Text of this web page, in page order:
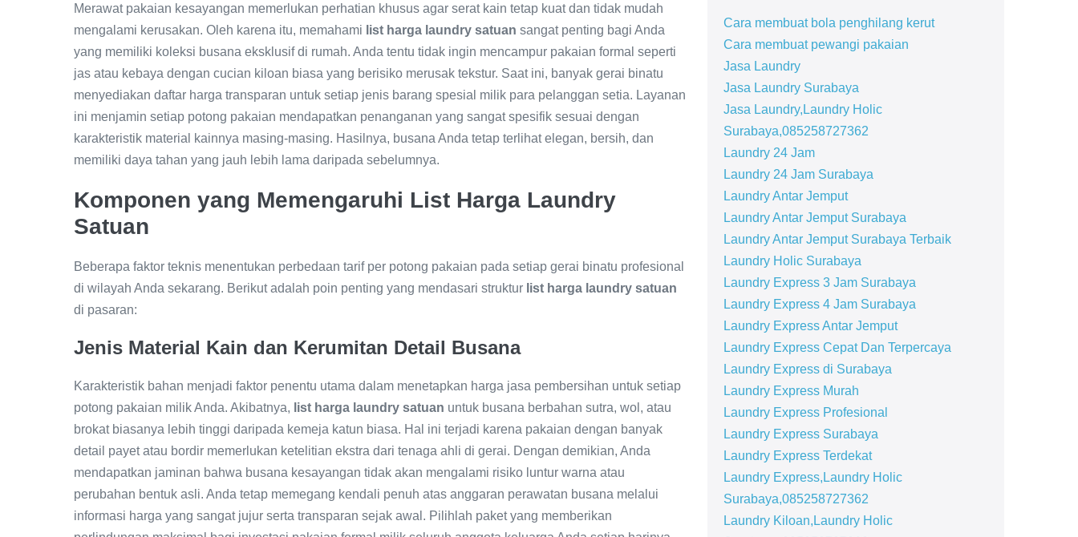
Merawat pakaian kesayangan memerlukan perhatian khusus agar serat kain tetap kuat dan tidak mudah
mengalami kerusakan. Oleh karena itu, memahami list harga laundry satuan sangat penting bagi Anda
yang memiliki koleksi busana eksklusif di rumah. Anda tentu tidak ingin mencampur pakaian formal seperti
jas atau kebaya dengan cucian kiloan biasa yang berisiko merusak tekstur. Saat ini, banyak gerai binatu
menyediakan daftar harga transparan untuk setiap jenis barang spesial milik para pelanggan setia. Layanan
ini menjamin setiap potong pakaian mendapatkan penanganan yang sangat spesifik sesuai dengan
karakteristik material kainnya masing-masing. Hasilnya, busana Anda tetap terlihat elegan, bersih, dan
memiliki daya tahan yang jauh lebih lama daripada sebelumnya.
Komponen yang Memengaruhi List Harga Laundry
Satuan
Beberapa faktor teknis menentukan perbedaan tarif per potong pakaian pada setiap gerai binatu profesional
di wilayah Anda sekarang. Berikut adalah poin penting yang mendasari struktur list harga laundry satuan
di pasaran:
Jenis Material Kain dan Kerumitan Detail Busana
Karakteristik bahan menjadi faktor penentu utama dalam menetapkan harga jasa pembersihan untuk setiap
potong pakaian milik Anda. Akibatnya, list harga laundry satuan untuk busana berbahan sutra, wol, atau
brokat biasanya lebih tinggi daripada kemeja katun biasa. Hal ini terjadi karena pakaian dengan banyak
detail payet atau bordir memerlukan ketelitian ekstra dari tenaga ahli di gerai. Dengan demikian, Anda
mendapatkan jaminan bahwa busana kesayangan tidak akan mengalami risiko luntur warna atau
perubahan bentuk asli. Anda tetap memegang kendali penuh atas anggaran perawatan busana melalui
informasi harga yang sangat jujur serta transparan sejak awal. Pilihlah paket yang memberikan
Cara membuat bola penghilang kerut
Cara membuat pewangi pakaian
Jasa Laundry
Jasa Laundry Surabaya
Jasa Laundry,Laundry Holic
Surabaya,085258727362
Laundry 24 Jam
Laundry 24 Jam Surabaya
Laundry Antar Jemput
Laundry Antar Jemput Surabaya
Laundry Antar Jemput Surabaya Terbaik
Laundry Holic Surabaya
Laundry Express 3 Jam Surabaya
Laundry Express 4 Jam Surabaya
Laundry Express Antar Jemput
Laundry Express Cepat Dan Terpercaya
Laundry Express di Surabaya
Laundry Express Murah
Laundry Express Profesional
Laundry Express Surabaya
Laundry Express Terdekat
Laundry Express,Laundry Holic
Surabaya,085258727362
Laundry Kiloan,Laundry Holic